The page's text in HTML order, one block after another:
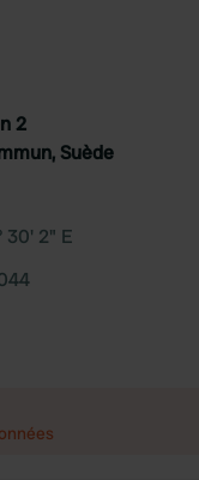
2
Suède
30' 2" E